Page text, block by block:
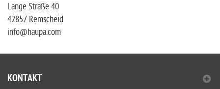
Lange Straße 40
42857 Remscheid
info@haupa.com
KONTAKT